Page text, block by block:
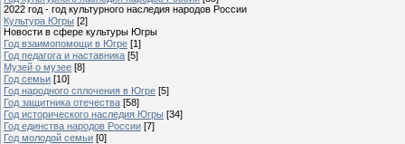
2022 год - год культурного наследия народов России
Культура Югры [2]
Новости в сфере культуры Югры
Год взаимопомощи в Югре [1]
Год педагога и наставника [5]
Музей о музее [8]
Год семьи [10]
Год народного сплочения в Югре [5]
Год защитника отечества [58]
Год исторического наследия Югры [34]
Год единства народов России [7]
Год молодой семьи [0]